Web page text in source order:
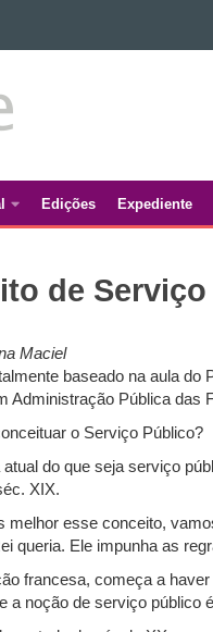
Edições Expediente
de
Maciel
baseado na aula
Administração Pública das
o Serviço Público?
atual do que seja serviço
XIX.
melhor esse conceito,
queria. Ele impunha as
francesa, começa a
a noção de serviço